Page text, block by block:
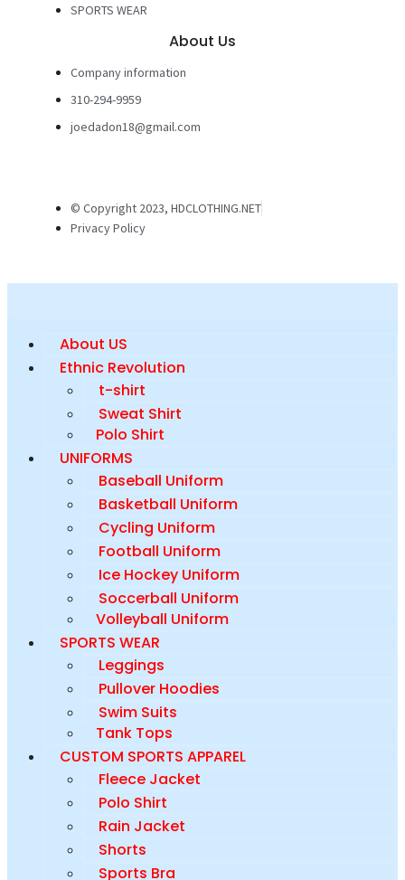
SPORTS WEAR
About Us
Company information
310-294-9959
joedadon18@gmail.com
© Copyright 2023, HDCLOTHING.NET
Privacy Policy
About US
Ethnic Revolution
t-shirt
Sweat Shirt
Polo Shirt
UNIFORMS
Baseball Uniform
Basketball Uniform
Cycling Uniform
Football Uniform
Ice Hockey Uniform
Soccerball Uniform
Volleyball Uniform
SPORTS WEAR
Leggings
Pullover Hoodies
Swim Suits
Tank Tops
CUSTOM SPORTS APPAREL
Fleece Jacket
Polo Shirt
Rain Jacket
Shorts
Sports Bra